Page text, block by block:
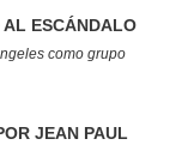
AL ESCÁNDALO
como grupo
JEAN PAUL